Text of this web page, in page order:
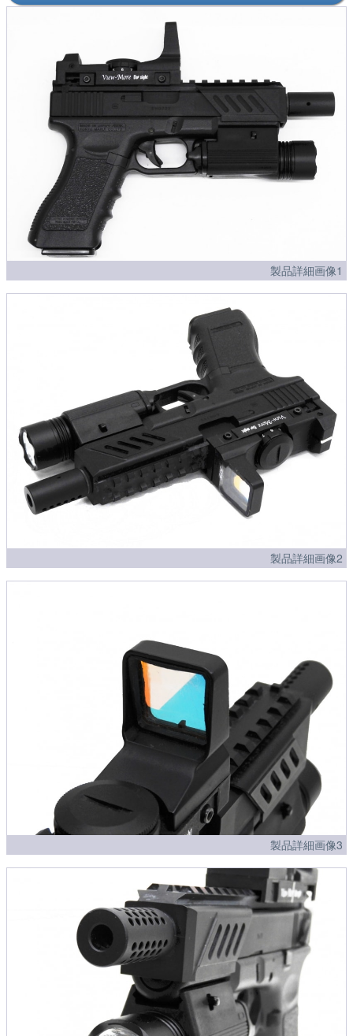
製品詳細画像1
製品詳細画像2
製品詳細画像3